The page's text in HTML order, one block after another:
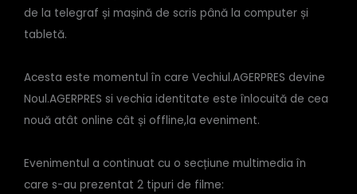
de la telegraf și mașină de scris până la computer și
tabletă.
Acesta este momentul în care Vechiul.AGERPRES devine
Noul.AGERPRES si vechia identitate este înlocuită de cea
nouă atât online cât și offline,la eveniment.
Evenimentul a continuat cu o secțiune multimedia în
care s-au prezentat 2 tipuri de filme: